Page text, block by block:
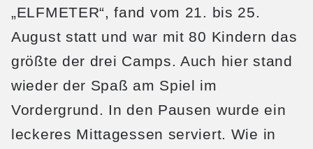
„ELFMETER“, fand vom 21. bis 25.
August statt und war mit 80 Kindern das
größte der drei Camps. Auch hier stand
wieder der Spaß am Spiel im
Vordergrund. In den Pausen wurde ein
leckeres Mittagessen serviert. Wie in